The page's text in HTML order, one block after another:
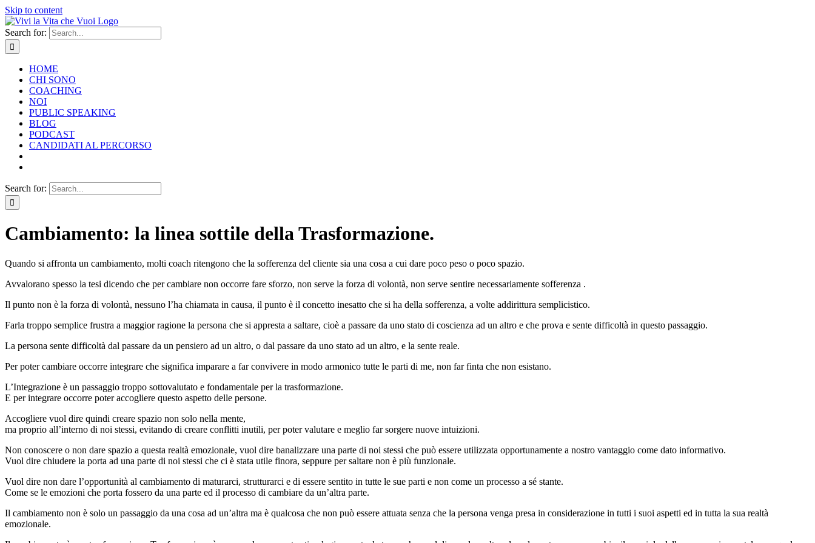
Skip to content
Search for:
HOME
CHI SONO
COACHING
NOI
PUBLIC SPEAKING
BLOG
PODCAST
CANDIDATI AL PERCORSO
Search for:
Cambiamento: la linea sottile della Trasformazione.
Quando si affronta un cambiamento, molti coach ritengono che la sofferenza del cliente sia una cosa a cui dare poco peso o poco spazio.
Avvalorano spesso la tesi dicendo che per cambiare non occorre fare sforzo, non serve la forza di volontà, non serve sentire necessariamente sofferenza .
Il punto non è la forza di volontà, nessuno l’ha chiamata in causa, il punto è il concetto inesatto che si ha della sofferenza, a volte addirittura semplicistico.
Farla troppo semplice frustra a maggior ragione la persona che si appresta a saltare, cioè a passare da uno stato di coscienza ad un altro e che prova e sente difficoltà in questo passaggio.
La persona sente difficoltà dal passare da un pensiero ad un altro, o dal passare da uno stato ad un altro, e la sente reale.
Per poter cambiare occorre integrare che significa imparare a far convivere in modo armonico tutte le parti di me, non far finta che non esistano.
L’Integrazione è un passaggio troppo sottovalutato e fondamentale per la trasformazione.
E per integrare occorre poter accogliere questo aspetto delle persone.
Accogliere vuol dire quindi creare spazio non solo nella mente,
ma proprio all’interno di noi stessi, evitando di creare conflitti inutili, per poter valutare e meglio far sorgere nuove intuizioni.
Non conoscere o non dare spazio a questa realtà emozionale, vuol dire banalizzare una parte di noi stessi che può essere utilizzata opportunamente a nostro vantaggio come dato informativo.
Vuol dire chiudere la porta ad una parte di noi stessi che ci è stata utile finora, seppure per saltare non è più funzionale.
Vuol dire non dare l’opportunità al cambiamento di maturarci, strutturarci e di essere sentito in tutte le sue parti e non come un processo a sé stante.
Come se le emozioni che porta fossero da una parte ed il processo di cambiare da un’altra parte.
Il cambiamento non è solo un passaggio da una cosa ad un’altra ma è qualcosa che non può essere attuata senza che la persona venga presa in considerazione in tutti i suoi aspetti ed in tutta la sua realtà
emozionale.